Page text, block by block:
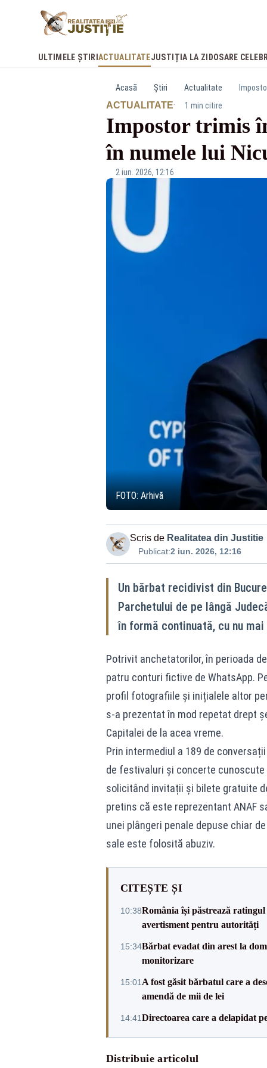
ULTIMELE ȘTIRI ACTUALITATEJUSTIȚIA LA ZI DOSARE
Acasă Știri Actualitate
ACTUALITATE· 1 min citire
Impostor trimis
în numele lui
2 iun. 2026, 12:16
FOTO: Arhivă
Scris de Realitatea din Justitie
Publicat:2 iun. 2026, 12:16
Un bărbat recidivist din
Parchetului de pe lângă
în formă continuată, cu nu
Potrivit anchetatorilor, în perioada
patru conturi fictive de WhatsApp.
profil fotografiile și inițialele altor
s-a prezentat în mod repetat drept
Capitalei de la acea vreme.
Prin intermediul a 189 de
de festivaluri și concerte cunoscute
solicitând invitații și bilete gratuite
pretins că este reprezentant ANAF
unei plângeri penale depuse chiar
sale este folosită abuziv.
CITEȘTE ȘI
10:38România își păstrează
avertisment pentru autorități
15:34Bărbat evadat din arest la
monitorizare
15:01 A fost găsit bărbatul care a
amendă de mii de lei
14:41Directoarea care a delapidat
Distribuie articolul